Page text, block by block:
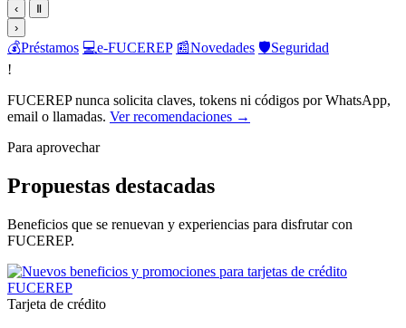
‹
Ⅱ
›
💰Préstamos 💻e-FUCEREP 📰Novedades 🛡️Seguridad
!
FUCEREP nunca solicita claves, tokens ni códigos por WhatsApp,
email o llamadas. Ver recomendaciones →
Para aprovechar
Propuestas destacadas
Beneficios que se renuevan y experiencias para disfrutar con
FUCEREP.
Tarjeta de crédito